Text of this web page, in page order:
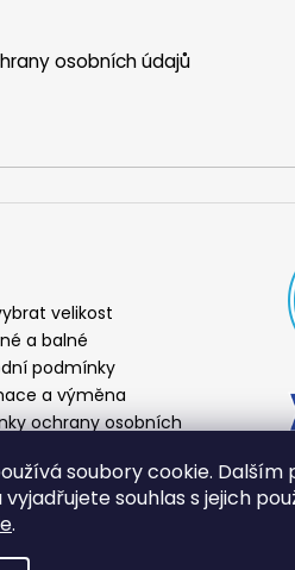
soubory cookie.
souhlas s jejich
.
osobních údajů
velikost
a balné
podmínky
a výměna
ochrany osobních